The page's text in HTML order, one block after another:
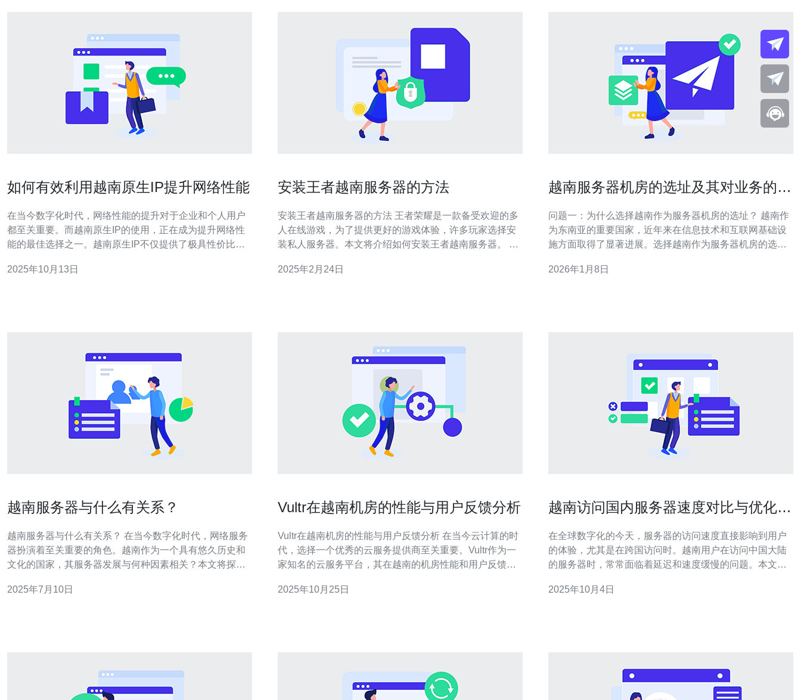
如何有效利用越南原生IP提升网络性能
在当今数字化时代，网络性能的提升对于企业和个人用户
都至关重要。而越南原生IP的使用，正在成为提升网络性
能的最佳选择之一。越南原生IP不仅提供了极具性价比的
详细评测如何有效利用越南原生IP，从最佳和最便宜的方
2025年10月13日
安装王者越南服务器的方法
安装王者越南服务器的方法 王者荣耀是一款备受欢迎的多
人在线游戏，为了提供更好的游戏体验，许多玩家选择安
装私人服务器。本文将介绍如何安装王者越南服务器。 在
持虚拟化的服务器 王者越南服务器的安装文件 越南服务器
2025年2月24日
越南服务器机房的选址及其对业务的影
问题一：为什么选择越南作为服务器机房的选址？ 越南作
为东南亚的重要国家，近年来在信息技术和互联网基础设
施方面取得了显著进展。选择越南作为服务器机房的选
能够有效覆盖东南亚及亚太地区的用户。其次，越南的网
2026年1月8日
越南服务器与什么有关系？
越南服务器与什么有关系？ 在当今数字化时代，网络服务
器扮演着至关重要的角色。越南作为一个具有悠久历史和
文化的国家，其服务器发展与何种因素相关？本文将探讨
的网络发展也日益迅速。从最初的互联网接入到如今的大
2025年7月10日
Vultr在越南机房的性能与用户反馈分析
Vultr在越南机房的性能与用户反馈分析 在当今云计算的时
代，选择一个优秀的云服务提供商至关重要。Vultr作为一
家知名的云服务平台，其在越南的机房性能和用户反馈备
提供实际操作步骤及用户反馈，帮助用户更好地了解Vultr
2025年10月25日
越南访问国内服务器速度对比与优化建
在全球数字化的今天，服务器的访问速度直接影响到用户
的体验，尤其是在跨国访问时。越南用户在访问中国大陆
的服务器时，常常面临着延迟和速度缓慢的问题。本文将
的优化建议，以帮助用户提升访问效果。 越南访问国内服
2025年10月4日